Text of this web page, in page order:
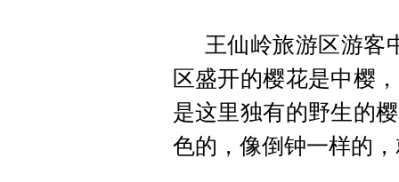
王仙岭旅游区游客
区盛开的樱花是中樱
是这里独有的野生的
色的，像倒钟一样的